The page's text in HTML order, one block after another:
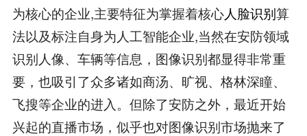
为核心的企业,主要特征为掌握着核心人脸识别算
法以及标注自身为人工智能企业,当然在安防领域
识别人像、车辆等信息，图像识别都显得非常重
要，也吸引了众多诸如商汤、旷视、格林深瞳、
飞搜等企业的进入。但除了安防之外，最近开始
兴起的直播市场，似乎也对图像识别市场抛来了